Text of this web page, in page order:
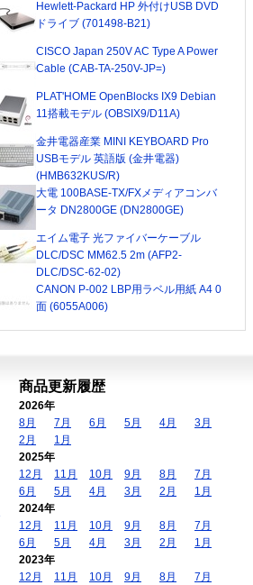
Hewlett-Packard HP 外付けUSB DVD
ドライブ (701498-B21)
CISCO Japan 250V AC Type A Power
Cable (CAB-TA-250V-JP=)
PLAT'HOME OpenBlocks IX9 Debian
11搭載モデル (OBSIX9/D11A)
金井電器産業 MINI KEYBOARD Pro
USBモデル 英語版 (金井電器)
(HMB632KUS/R)
大電 100BASE-TX/FXメディアコンバ
ータ DN2800GE (DN2800GE)
エイム電子 光ファイバーケーブル
DLC/DSC MM62.5 2m (AFP2-
DLC/DSC-62-02)
CANON P-002 LBP用ラベル用紙 A4 0
面 (6055A006)
商品更新履歴
2026年
8月
7月 6月 5月 4月
3月
2月
1月
2025年
12月
11月 10月 9月 8月
7月
6月
5月 4月 3月 2月
1月
2024年
12月
11月 10月 9月 8月
7月
6月
5月 4月 3月 2月
1月
2023年
12月
11月 10月 9月 8月
7月